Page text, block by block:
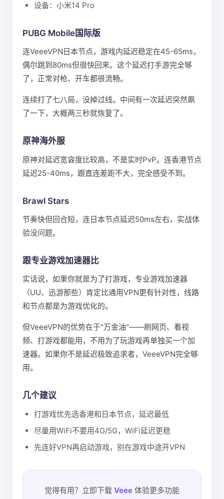
设备：小米14 Pro
PUBG Mobile国际版
连VeeeVPN日本节点，游戏内延迟稳定在45-65ms，
偶尔跳到80ms但很快回来。这个延迟打手游完全够
了，正常对枪、开车都很流畅。
连续打了七八局，没掉过线。中间有一次延迟突然飙
了一下，大概两三秒就恢复了。
原神海外服
原神对延迟宽容度比较高，不是实时PvP。连香港节点
延迟25-40ms，跟直连差距不大，完全感受不到。
Brawl Stars
节奏快但回合短，连日本节点延迟50ms左右，实战体
验没问题。
跟专业游戏加速器比
实话说，如果你就是为了打游戏，专业游戏加速器
（UU、迅游那些）肯定比通用VPN更有针对性，线路
和节点都是为游戏优化的。
但VeeeVPN的优势在于"万金油"——刷网页、看视
频、打游戏都能用，不用为了玩游戏再单独买一个加
速器。如果你不是延迟极致追求者，VeeeVPN完全够
用。
几个建议
打游戏优先选香港和日本节点，延迟最低
尽量用WiFi不要用4G/5G，WiFi延迟更稳
先连好VPN再启动游戏，别在游戏中途开VPN
觉得有用？立即下载 Veee 体验更多功能